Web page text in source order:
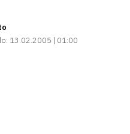
13.02.2005 | 01:00